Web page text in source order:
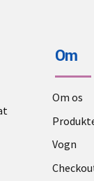
Om
Om os
Vogn